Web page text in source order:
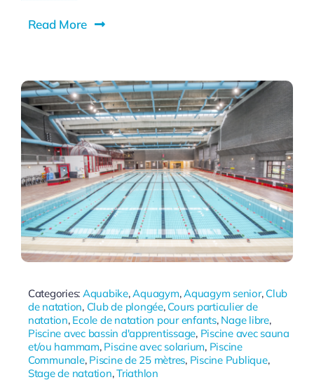
Read More
Categories: Aquabike,Aquagym,Aquagym senior, Club
de natation, Club de plongée, Cours particulier de
natation, Ecole de natation pour enfants, Nage libre,
Piscine avec bassin d'apprentissage, Piscine avec sauna
et/ou hammam, Piscine avec solarium, Piscine
Communale, Piscine de 25 mètres, Piscine Publique,
Stage de natation,Triathlon